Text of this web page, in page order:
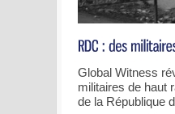
Global Witness
militaires de haut
de la République